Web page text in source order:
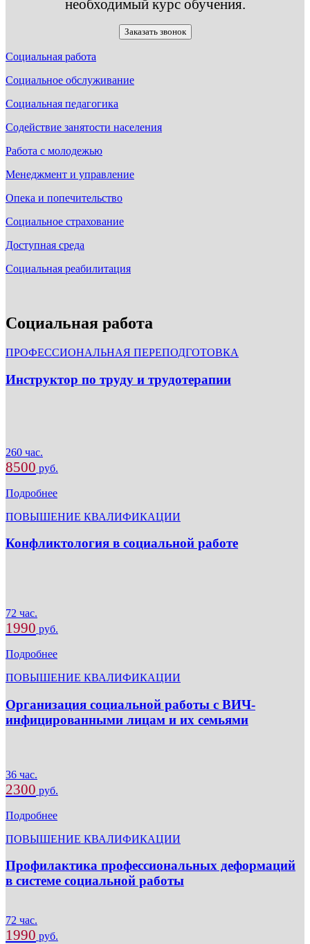
необходимый курс обучения.
Заказать звонок
Социальная работа
Социальное обслуживание
Социальная педагогика
Содействие занятости населения
Работа с молодежью
Менеджмент и управление
Опека и попечительство
Социальное страхование
Доступная среда
Социальная реабилитация
Социальная работа
ПРОФЕССИОНАЛЬНАЯ ПЕРЕПОДГОТОВКА
Инструктор по труду и трудотерапии
260 час.
8500 руб.
Подробнее
ПОВЫШЕНИЕ КВАЛИФИКАЦИИ
Конфликтология в социальной работе
72 час.
1990 руб.
Подробнее
ПОВЫШЕНИЕ КВАЛИФИКАЦИИ
Организация социальной работы с ВИЧ-
инфицированными лицам и их семьями
36 час.
2300 руб.
Подробнее
ПОВЫШЕНИЕ КВАЛИФИКАЦИИ
Профилактика профессиональных деформаций
в системе социальной работы
72 час.
1990 руб.